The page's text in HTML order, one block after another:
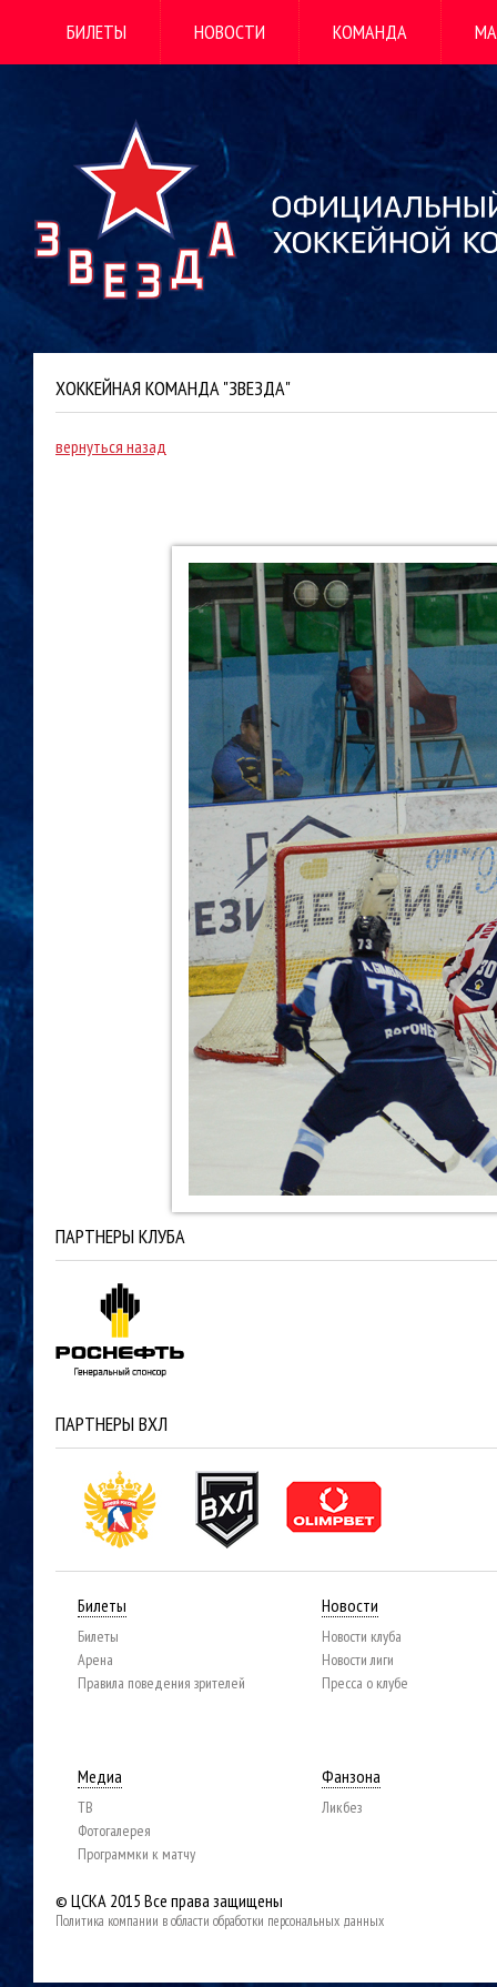
БИЛЕТЫ НОВОСТИ КОМАНДА
ХОККЕЙНАЯ КОМАНДА "ЗВЕЗДА"
вернуться назад
ПАРТНЕРЫ КЛУБА
ПАРТНЕРЫ ВХЛ
Билеты
Билеты
Арена
Правила поведения зрителей
Новости
Новости клуба
Новости лиги
Пресса о клубе
Медиа
ТВ
Фотогалерея
Программки к матчу
Фанзона
Ликбез
© ЦСКА 2015 Все права защищены
Политика компании в области обработки персональных данных